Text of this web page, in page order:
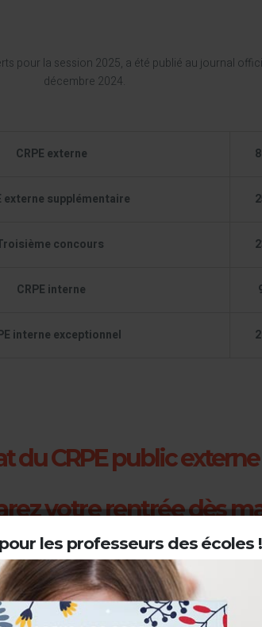
pour la session 2025, a été publié au journal
décembre 2024.
CRPE externe
externe supplémentaire
concours
CRPE interne
interne exceptionnel
du CRPE public externe
votre rentrée dès
conçu pour les
!
les professeurs des écoles !